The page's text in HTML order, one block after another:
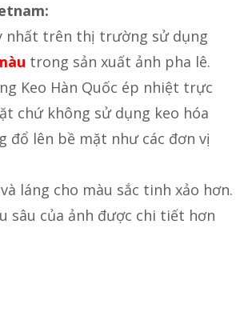
nhất trên thị trường sử dụng
trong sản xuất ảnh pha lê.
Keo Hàn Quốc ép nhiệt trực
chứ không sử dụng keo hóa
đổ lên bề mặt như các đơn vị
láng cho màu sắc tinh xảo hơn.
sâu của ảnh được chi tiết hơn